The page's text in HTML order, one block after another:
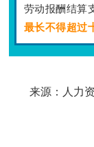
劳动报酬结算
最长不得超过
来源：人力